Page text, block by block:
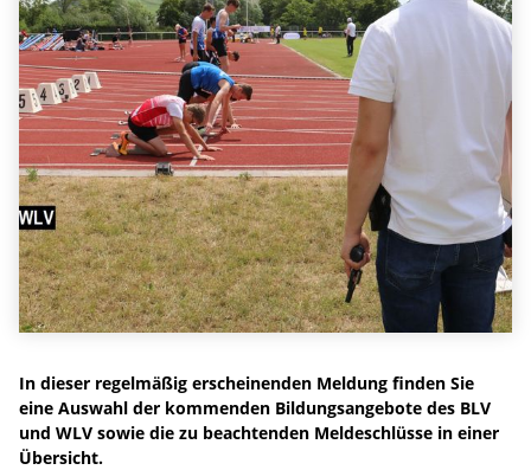
In dieser regelmäßig erscheinenden Meldung finden Sie
eine Auswahl der kommenden Bildungsangebote des BLV
und WLV sowie die zu beachtenden Meldeschlüsse in einer
Übersicht.